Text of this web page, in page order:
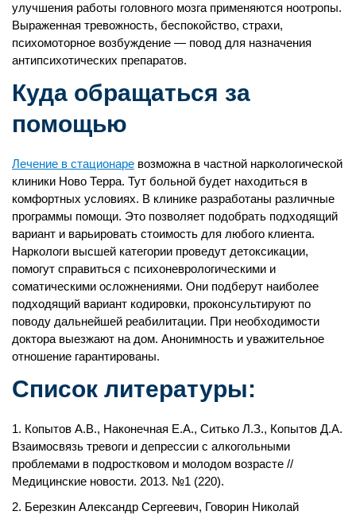
улучшения работы головного мозга применяются ноотропы.
Выраженная тревожность, беспокойство, страхи,
психомоторное возбуждение — повод для назначения
антипсихотических препаратов.
Куда обращаться за
помощью
Лечение в стационаре возможна в частной наркологической
клиники Ново Терра. Тут больной будет находиться в
комфортных условиях. В клинике разработаны различные
программы помощи. Это позволяет подобрать подходящий
вариант и варьировать стоимость для любого клиента.
Наркологи высшей категории проведут детоксикации,
помогут справиться с психоневрологическими и
соматическими осложнениями. Они подберут наиболее
подходящий вариант кодировки, проконсультируют по
поводу дальнейшей реабилитации. При необходимости
доктора выезжают на дом. Анонимность и уважительное
отношение гарантированы.
Список литературы:
Копытов А.В., Наконечная Е.А., Ситько Л.З., Копытов Д.А.
Взаимосвязь тревоги и депрессии с алкогольными
проблемами в подростковом и молодом возрасте //
Медицинские новости. 2013. №1 (220).
Березкин Александр Сергеевич, Говорин Николай